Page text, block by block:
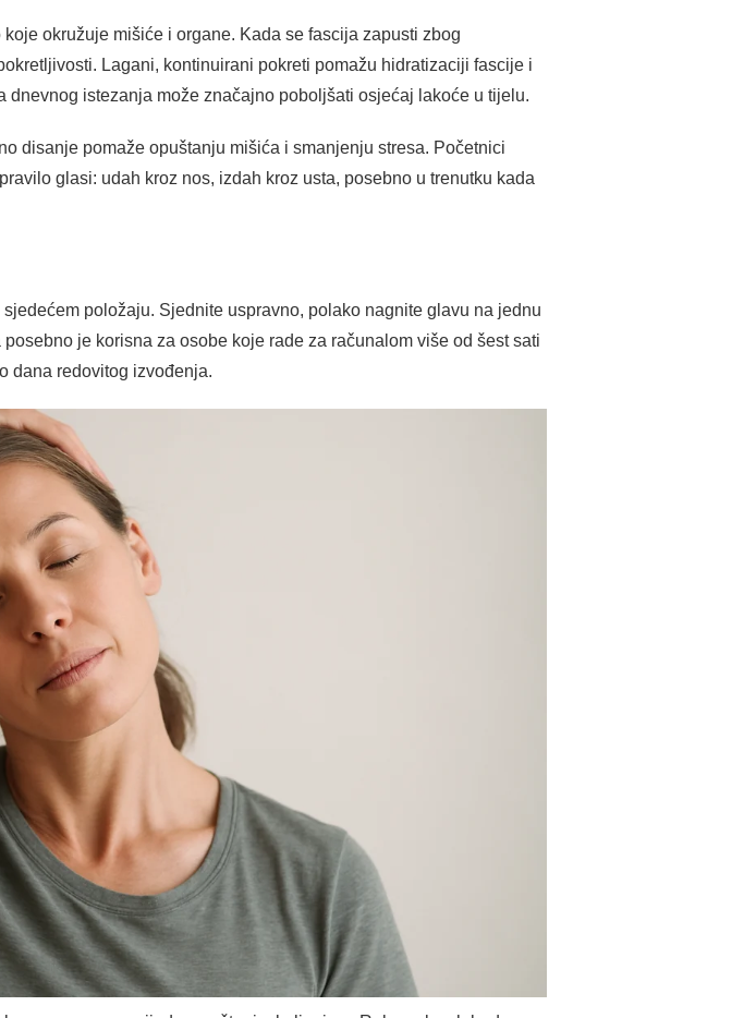
okružuje mišiće i organe. Kada se fascija zapusti zbog
Lagani, kontinuirani pokreti pomažu hidratizaciji fascije i
istezanja može značajno poboljšati osjećaj lakoće u tijelu.
disanje pomaže opuštanju mišića i smanjenju stresa. Početnici
glasi: udah kroz nos, izdah kroz usta, posebno u trenutku kada
položaju. Sjednite uspravno, polako nagnite glavu na jednu
je korisna za osobe koje rade za računalom više od šest sati
dana redovitog izvođenja.